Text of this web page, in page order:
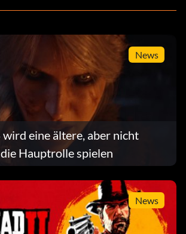
News
eine ältere, aber nicht
Hauptrolle spielen
News